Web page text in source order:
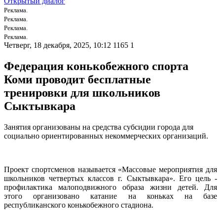
Реклама.
Реклама.
Реклама.
Реклама.
Четверг, 18 декабря, 2025, 10:12 1165 1
Федерация конькобежного спорта
Коми проводит бесплатные
тренировки для школьников
Сыктывкара
Занятия организованы на средства субсидии города для
социально ориентированных некоммерческих организаций.
Проект спортсменов называется «Массовые мероприятия для
школьников четвертых классов г. Сыктывкара». Его цель -
профилактика малоподвижного образа жизни детей. Для
этого организовано катание на коньках на базе
республиканского конькобежного стадиона.